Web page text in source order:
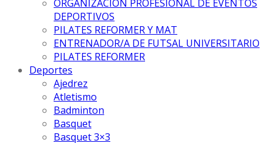
ORGANIZACIÓN PROFESIONAL DE EVENTOS
DEPORTIVOS
PILATES REFORMER Y MAT
ENTRENADOR/A DE FUTSAL UNIVERSITARIO
PILATES REFORMER
Deportes
Ajedrez
Atletismo
Badminton
Basquet
Basquet 3×3